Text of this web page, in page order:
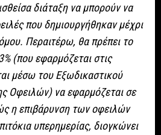
διάταξη να μπορούν να
που δημιουργήθηκαν μέχρι
Περαιτέρω, θα πρέπει το
(που εφαρμόζεται στις
μέσω του Εξωδικαστικού
Οφειλών) να εφαρμόζεται σε
η επιβάρυνση των οφειλών
υπερημερίας, διογκώνει